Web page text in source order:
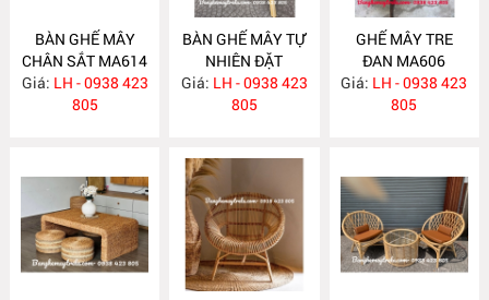
BÀN GHẾ MÂY
CHÂN SẮT MA614
Giá: LH - 0938 423
805
BÀN GHẾ MÂY TỰ
NHIÊN ĐẶT
PHÒNG NGỦ
MA613
Giá: LH - 0938 423
805
GHẾ MÂY TRE
ĐAN MA606
Giá: LH - 0938 423
805